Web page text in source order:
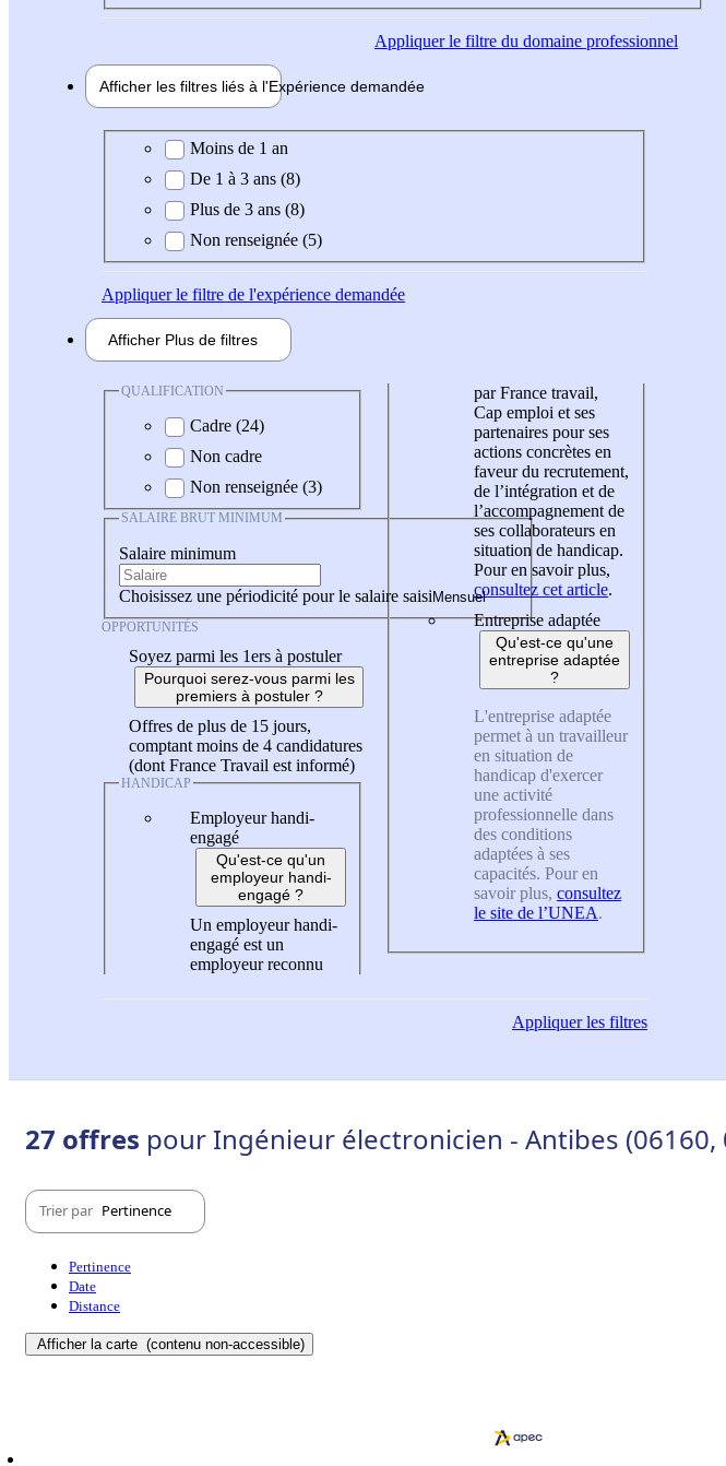
Appliquerle filtre du domaine professionnel
Afficher les filtres liés à l'Expérience demandée
Expérience demandée
Moins de 1 an
De 1 à 3 ans (8)
Plus de 3 ans (8)
Non renseignée (5)
Appliquerle filtre de l'expérience demandée
Afficher Plus de filtres
QUALIFICATION
Cadre (24)
Non cadre
Non renseignée (3)
SALAIRE BRUT MINIMUM
Salaire minimum
Choisissez une périodicité pour le salaire saisi
OPPORTUNITÉS
Soyez parmi les 1ers à postuler
Pourquoi serez-vous parmi les
premiers à postuler ?
Offres de plus de 15 jours,
comptant moins de 4 candidatures
(dont France Travail est informé)
HANDICAP
Employeur handi-
engagé
Qu'est-ce qu'un
employeur handi-
engagé ?
Un employeur handi-
engagé est un
employeur reconnu
par France travail,
Cap emploi et ses
partenaires pour ses
actions concrètes en
faveur du recrutement,
de l’intégration et de
l’accompagnement de
ses collaborateurs en
situation de handicap.
Pour en savoir plus,
consultez cet article.
Entreprise adaptée
Qu'est-ce qu'une
entreprise adaptée
?
L'entreprise adaptée
permet à un travailleur
en situation de
handicap d'exercer
une activité
professionnelle dans
des conditions
adaptées à ses
capacités. Pour en
savoir plus, consultez
le site de l’UNEA.
Appliquerles filtres
27 offres pour Ingénieur électronicien - Antibes (06160,
Trier par Pertinence
Pertinence
Date
Distance
Afficher la carte (contenu non-accessible)